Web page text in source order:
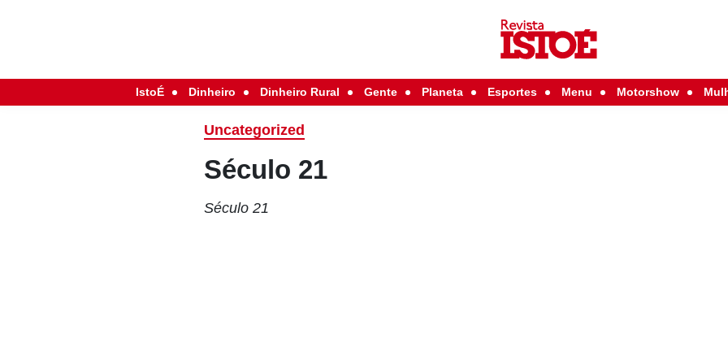
IstoÉ Dinheiro Dinheiro Rural Gente Planeta Esportes Menu Motorshow
Uncategorized
Século 21
Século 21